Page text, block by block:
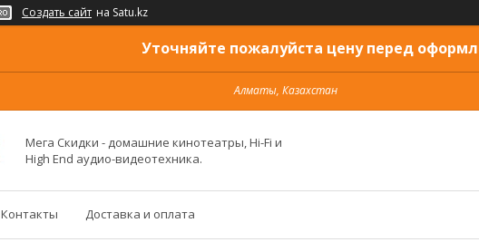
Создать сайт на Satu.kz
Уточняйте пожалуйста цену перед
Алматы, Казахстан
Мега Скидки - домашние кинотеатры, Hi-Fi и
High End аудио-видеотехника.
Контакты Доставка и оплата